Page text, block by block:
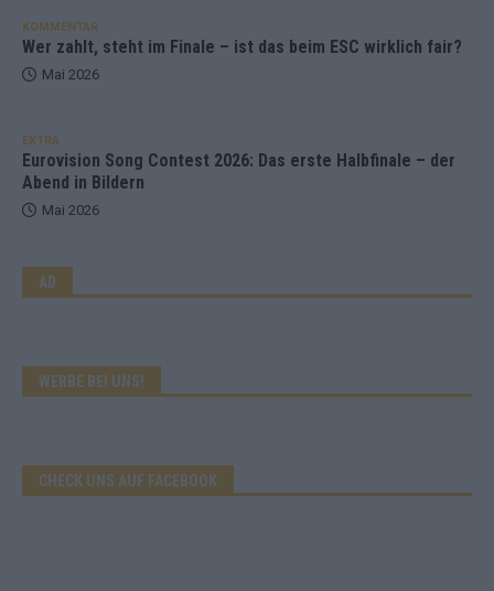
KOMMENTAR
Wer zahlt, steht im Finale – ist das beim ESC wirklich fair?
Mai 2026
EXTRA
Eurovision Song Contest 2026: Das erste Halbfinale – der
Abend in Bildern
Mai 2026
AD
WERBE BEI UNS!
CHECK UNS AUF FACEBOOK